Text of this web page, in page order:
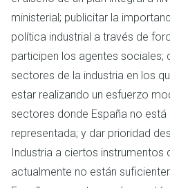
ministerial; publicitar la
política industrial a través de
participen los agentes sociales;
sectores de la industria en los
estar realizando un esfuerzo
sectores donde España no está
representada; y dar prioridad
Industria a ciertos instrumentos
actualmente no están